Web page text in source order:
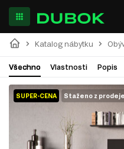
Katalog nábytku
Všechno Vlastnosti Popis
SUPER-CENA Staženo z prodeje